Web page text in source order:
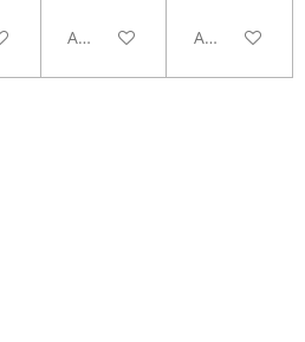
panierAjouter au panierAjouter au